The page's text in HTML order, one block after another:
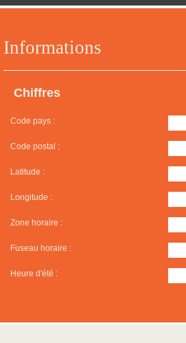
Informations
Chiffres
Code pays :
Code postal :
Latitude :
Longitude :
Zone horaire :
Fuseau horaire :
Heure d'été :